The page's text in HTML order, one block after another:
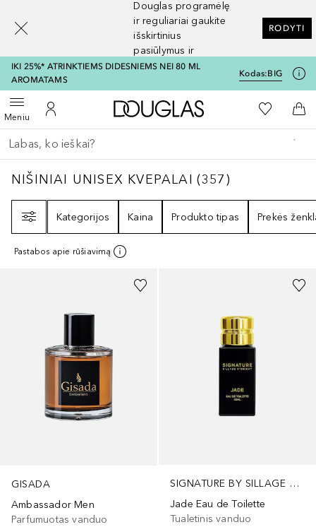
Douglas programėlę
ir reguliariai gaukite
išskirtinius
pasiūlymus ir
nuolaidas
RODYTI
IKI 25%* ATRINKTIEMS DIDESNIEMS NEI 80 ML
AROMATAMS
Kodas:BIG
MeniuAtidaryti meniuĮ mano paskyrą
Į Douglas pagrindinį
Į mano
Į
Grįžk atgal
Vykdykite paiešką
NIŠINIAI UNISEX KVEPALAI357
NIŠINIAI UNISEX KVEPALAI (357)
Kategorijos
Kaina Produkto tipas Prekės
Pastabos apie rūšiavimą
GISADA
Ambassador Men
Parfumuotas vanduo
SIGNATURE BY SILLAGE D'ORIENT
Jade Eau de Toilette
Tualetinis vanduo
[navigation.slideout.screenreader]